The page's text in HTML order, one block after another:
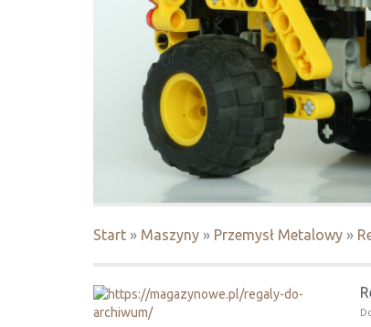
Start » Maszyny » Przemysł Metalowy »